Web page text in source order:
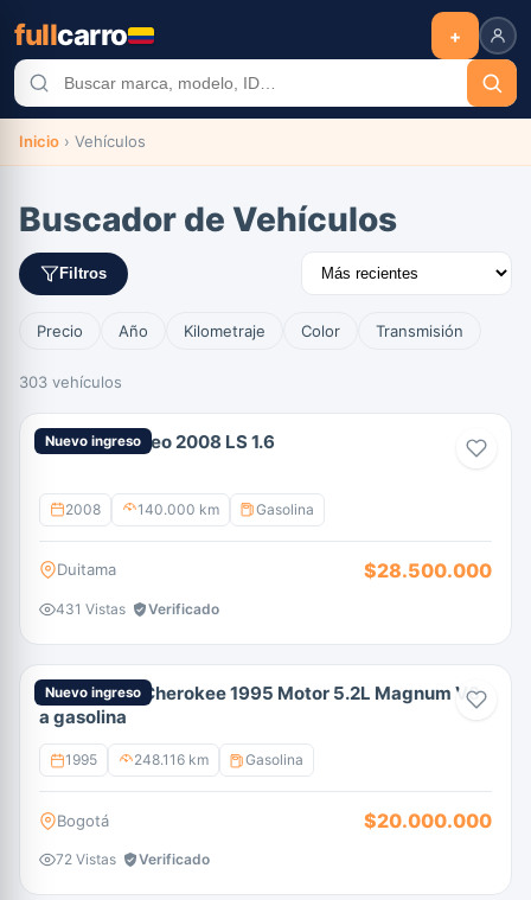
fullcarro +
Inicio › Vehículos
Buscador de Vehículos
Filtros
Precio Año Kilometraje Color Transmisión
303 vehículos
Nuevo ingreso
Chevrolet Aveo 2008 LS 1.6
2008 140.000 km Gasolina
Duitama $28.500.000
431 Vistas Verificado
Nuevo ingreso
Jeep Grand Cherokee 1995 Motor 5.2L Magnum V8
a gasolina
1995 248.116 km Gasolina
Bogotá $20.000.000
72 Vistas Verificado